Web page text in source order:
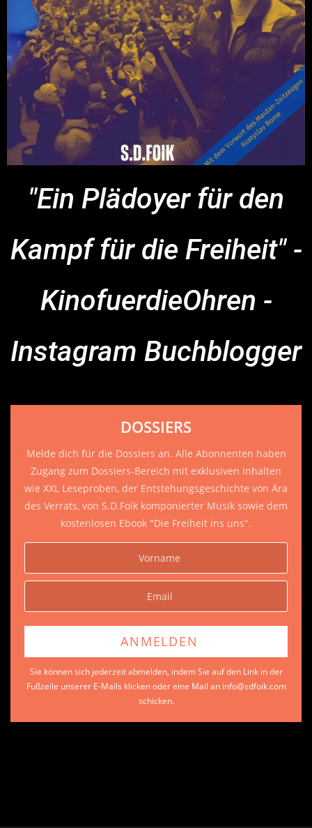
"Ein Plädoyer für den
Kampf für die Freiheit" -
KinofuerdieOhren -
Instagram Buchblogger
DOSSIERS
Melde dich für die Dossiers an. Alle Abonnenten haben
Zugang zum Dossiers-Bereich mit exklusiven Inhalten
wie XXL Leseproben, der Entstehungsgeschichte von Ära
des Verrats, von S.D.Foik komponierter Musik sowie dem
kostenlosen Ebook "Die Freiheit ins uns".
Sie können sich jederzeit abmelden, indem Sie auf den Link in der
Fußzeile unserer E-Mails klicken oder eine Mail an info@sdfoik.com
schicken.